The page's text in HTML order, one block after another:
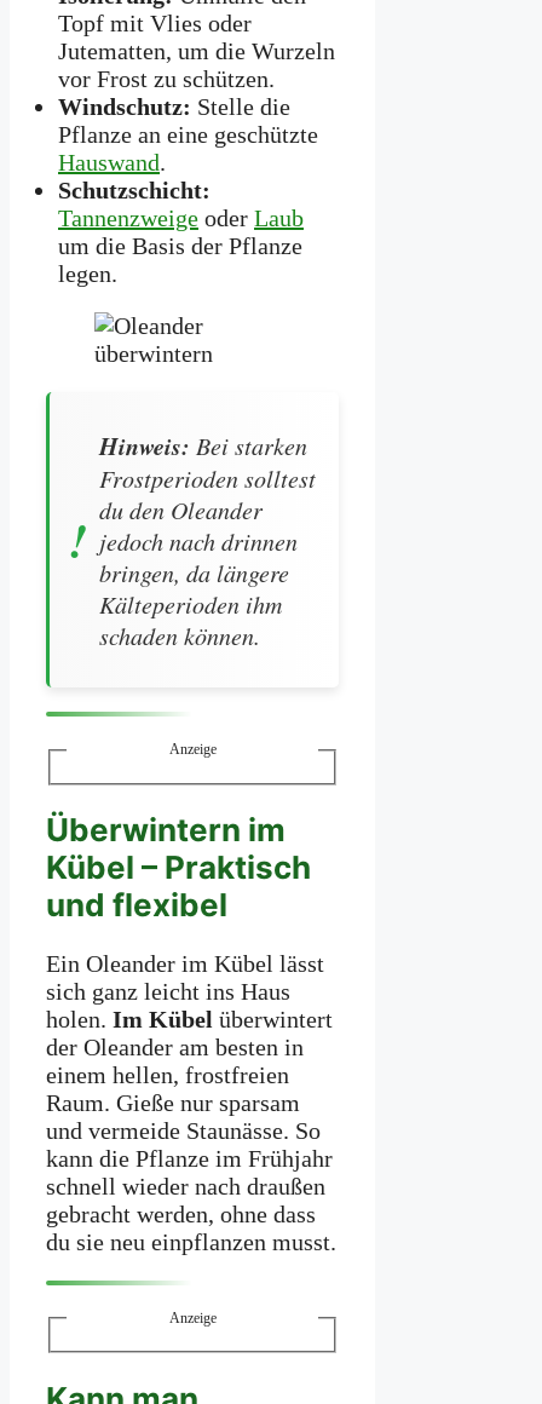
Topf mit Vlies oder
Jutematten, um die Wurzeln
vor Frost zu schützen.
Windschutz: Stelle die
Pflanze an eine geschützte
Hauswand.
Schutzschicht:
Tannenzweige oder Laub
um die Basis der Pflanze
legen.
Hinweis: Bei starken
Frostperioden solltest
du den Oleander
jedoch nach drinnen
bringen, da längere
Kälteperioden ihm
schaden können.
Anzeige
Überwintern im
Kübel – Praktisch
und flexibel
Ein Oleander im Kübel lässt
sich ganz leicht ins Haus
holen. Im Kübel überwintert
der Oleander am besten in
einem hellen, frostfreien
Raum. Gieße nur sparsam
und vermeide Staunässe. So
kann die Pflanze im Frühjahr
schnell wieder nach draußen
gebracht werden, ohne dass
du sie neu einpflanzen musst.
Anzeige